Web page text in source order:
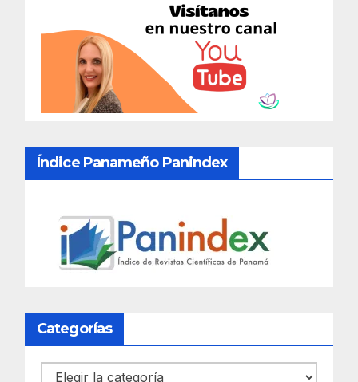
Índice Panameño Panindex
Categorías
Categorías